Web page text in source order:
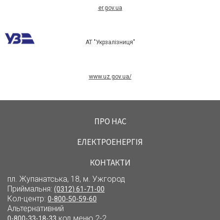
er.gov.ua
АТ "Укрзалізниця"
www.uz.gov.ua/
ПРО НАС
ЕЛЕКТРОЕНЕРГІЯ
КОНТАКТИ
пл. Жупанатська, 18, м. Ужгород
Приймальня: (0312) 61-71-00
Кол-центр: 0-800-50-59-60
Альтернативний